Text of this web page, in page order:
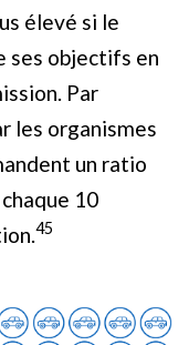
élevé si le
ses objectifs en
Par
les organismes
un ratio
10
45